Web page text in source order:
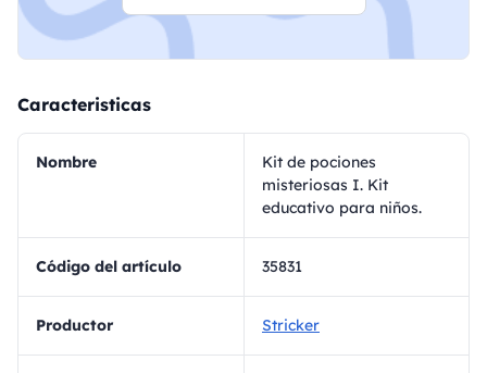
Caracteristicas
Nombre
Kit de pociones
misteriosas I. Kit
educativo para niños.
Código del artículo 35831
Productor Stricker